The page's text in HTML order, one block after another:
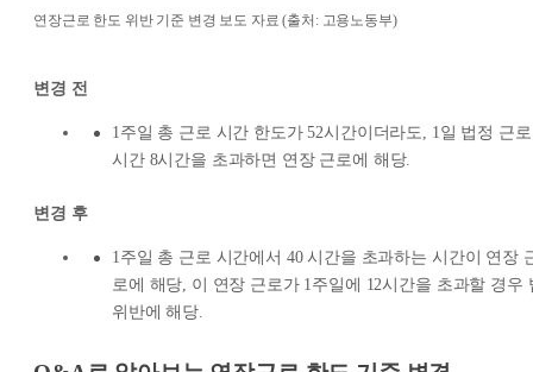
연장근로 한도 위반 기준 변경 보도 자료 (출처: 고용노동부)
변경 전
1주일 총 근로 시간 한도가 52시간이더라도, 1일 법정 근로
시간 8시간을 초과하면 연장 근로에 해당.
변경 후
1주일 총 근로 시간에서 40 시간을 초과하는 시간이 연장
로에 해당, 이 연장 근로가 1주일에 12시간을 초과할 경우
위반에 해당.